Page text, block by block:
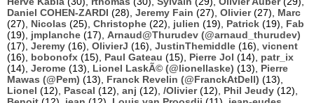
Daniel COHEN-ZARDI (28), Jeremy Fain (27), Olivier(27), Marc
(27), Nicolas (25), Christophe (22), julien (19), Patrick (19), Fab
(19), jmplanche (17), Arnaud@Thurudev (@arnaud_thurudev)
(17), Jeremy (16), OlivierJ (16), JustinThemiddle (16), vicnent
(16), bobonofx (15), Paul Gateau (15), Pierre Jol (14), patr_ix
(14), Jerome (13), Lionel LaskÃ© (@lionellaske) (13), Pierre
Mawas (@Pem) (13), Franck Revelin (@FranckAtDell) (13),
Lionel (12), Pascal (12), anj (12), /Olivier(12), Phil Jeudy (12),